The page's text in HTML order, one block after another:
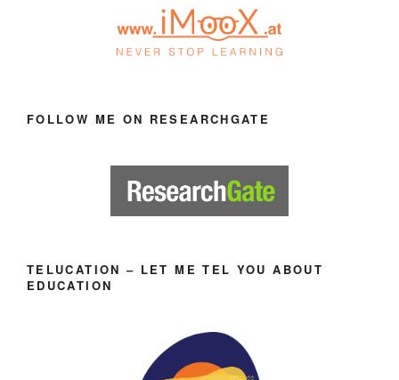
FOLLOW ME ON RESEARCHGATE
TELUCATION – LET ME TEL YOU ABOUT
EDUCATION